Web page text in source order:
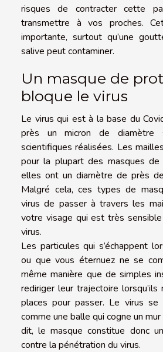
risques de contracter cette
transmettre à vos proches.
importante, surtout qu’une
salive peut contaminer.
Un masque de
bloque le virus
Le virus qui est à la base du
près un micron de diamètre
scientifiques réalisées. Les
pour la plupart des masques
elles ont un diamètre de près
Malgré cela, ces types de
virus de passer à travers les
votre visage qui est très
virus.
Les particules qui s’échappent
ou que vous éternuez ne se
même manière que de simples
rediriger leur trajectoire
places pour passer. Le virus
comme une balle qui cogne un
dit, le masque constitue donc
contre la pénétration du virus.